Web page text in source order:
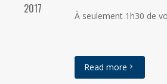
2017
À seulement 1h30 de
Read more